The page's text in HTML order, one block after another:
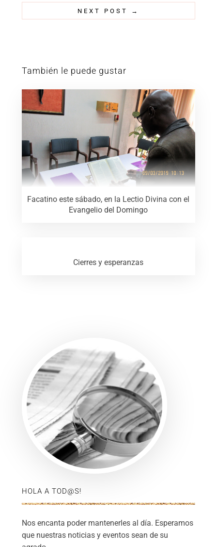
NEXT POST →
También le puede gustar
Facatino este sábado, en la Lectio Divina con el
Evangelio del Domingo
Cierres y esperanzas
HOLA A TOD@S!
Nos encanta poder mantenerles al día. Esperamos
que nuestras noticias y eventos sean de su